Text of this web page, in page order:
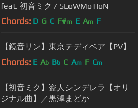
feat. 初音ミク / SLoWMoTIoN
Chords: D G C F#m E Am F
【鏡音リン】東京テディベア【PV】
Chords: E Ab Bb C Am F Cm
【初音ミク】盗人シンデレラ【オリ
ジナル曲】／黒澤まどか